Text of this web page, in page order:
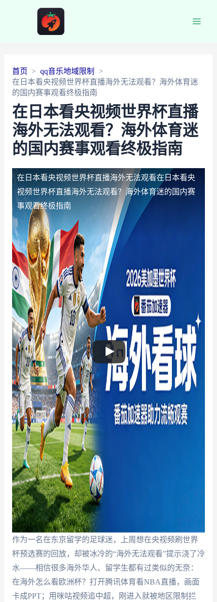
首页
qq音乐地域限制
在日本看央视频世界杯直播海外无法观看？海外体育迷
的国内赛事观看终极指南
在日本看央视频世界杯直播
海外无法观看？海外体育迷
的国内赛事观看终极指南
在日本看央视频世界杯直播海外无法观看在日本看央
视频世界杯直播海外无法观看？海外体育迷的国内赛
事观看终极指南
作为一名在东京留学的足球迷，上周想在央视频刷世界
杯预选赛的回放，却被冰冷的“海外无法观看”提示浇了冷
水——相信很多海外华人、留学生都有过类似的无奈：
在海外怎么看欧洲杯？打开腾讯体育看NBA直播，画面
卡成PPT；用咪咕视频追中超，刚进入就被地区限制拦